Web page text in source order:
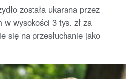
została ukarana przez
wysokości 3 tys. zł za
się na przesłuchanie jako